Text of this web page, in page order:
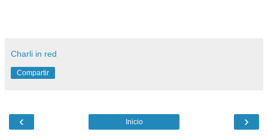
Charli in red
Compartir
‹ ›
Inicio